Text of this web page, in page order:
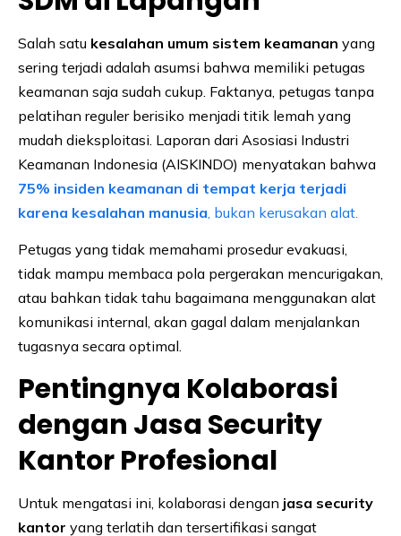
Salah satu kesalahan umum sistem keamanan yang
sering terjadi adalah asumsi bahwa memiliki petugas
keamanan saja sudah cukup. Faktanya, petugas tanpa
pelatihan reguler berisiko menjadi titik lemah yang
mudah dieksploitasi. Laporan dari Asosiasi Industri
Keamanan Indonesia (AISKINDO) menyatakan bahwa
75% insiden keamanan di tempat kerja terjadi
karena kesalahan manusia , bukan kerusakan alat.
Petugas yang tidak memahami prosedur evakuasi,
tidak mampu membaca pola pergerakan mencurigakan,
atau bahkan tidak tahu bagaimana menggunakan alat
komunikasi internal, akan gagal dalam menjalankan
tugasnya secara optimal.
Pentingnya Kolaborasi
dengan Jasa Security
Kantor Profesional
Untuk mengatasi ini, kolaborasi dengan jasa security
kantor yang terlatih dan tersertifikasi sangat